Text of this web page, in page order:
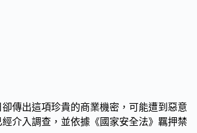
卻傳出這項珍貴的商業機密，可能遭到惡意
介入調查，並依據《國家安全法》羈押禁